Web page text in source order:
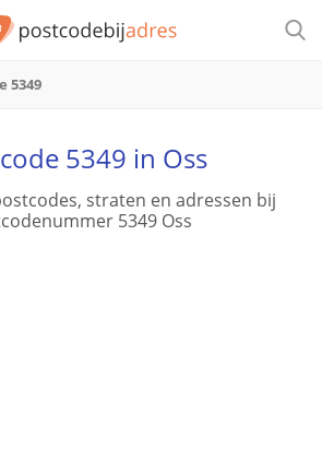
5349
5349 in Oss
straten en adressen bij
5349 Oss